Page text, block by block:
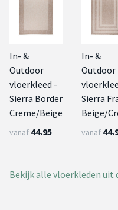
In- &
Outdoor
vloerkleed -
Sierra Border
Creme/Beige
vanaf 44.95
In- &
Outdoor
Sierra
Beige/
vanaf
Bekijk alle vloerkleden uit